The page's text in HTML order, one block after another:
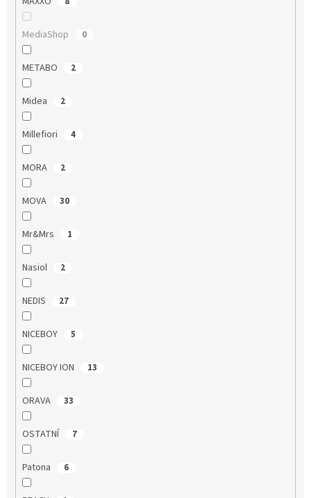
MediaShop 0
METABO 2
Midea 2
Millefiori 4
MORA 2
MOVA 30
Mr&Mrs 1
Nasiol 2
NEDIS 27
NICEBOY 5
NICEBOY ION 13
ORAVA 33
OSTATNÍ 7
Patona 6